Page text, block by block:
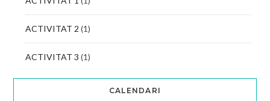
ACTIVITAT 2 (1)
ACTIVITAT 3 (1)
CALENDARI